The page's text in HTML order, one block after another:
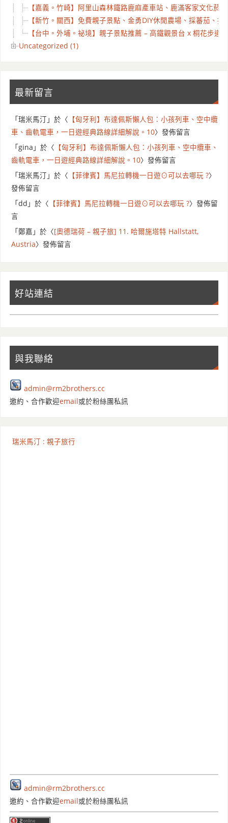
【嘉義。竹崎】阿里山森林鐵路鹿麻產車站、鹿滿客家文化菸
【新竹。關西】免費親子景點、金勇DIY休閒農場、採蕃茄、採
【台中。外埔。祕境】親子景點推薦 – 高鐵觀景台 x 桐花步道
Uncategorized (1)
最新留言
「瑞米馬汀 」於〈 【匈牙利】布達佩斯懶人包：小孩列車、空中纜
車、齒軌電車，一日遊經典路線詳細解說。10〉發佈留言
「gina 」於〈 【匈牙利】布達佩斯懶人包：小孩列車、空中纜車、
齒軌電車，一日遊經典路線詳細解說。10〉發佈留言
「瑞米馬汀 」於〈 【菲律賓】馬尼拉轉機一日遊⊙可以去哪玩 ?〉
發佈留言
「dd 」於〈 【菲律賓】馬尼拉轉機一日遊⊙可以去哪玩 ?〉發佈留
言
「鄭嘉 」於〈[奧德瑞荷 – 親子旅] 11. 哈爾施塔特 Hallstatt,
Austria〉發佈留言
好站連結
與我聯絡
admin@rm2brothers.cc
邀約、合作歡迎email 或於粉絲團私訊
瑞米馬汀 : 親子旅行
admin@rm2brothers.cc
邀約、合作歡迎email或於粉絲團私訊